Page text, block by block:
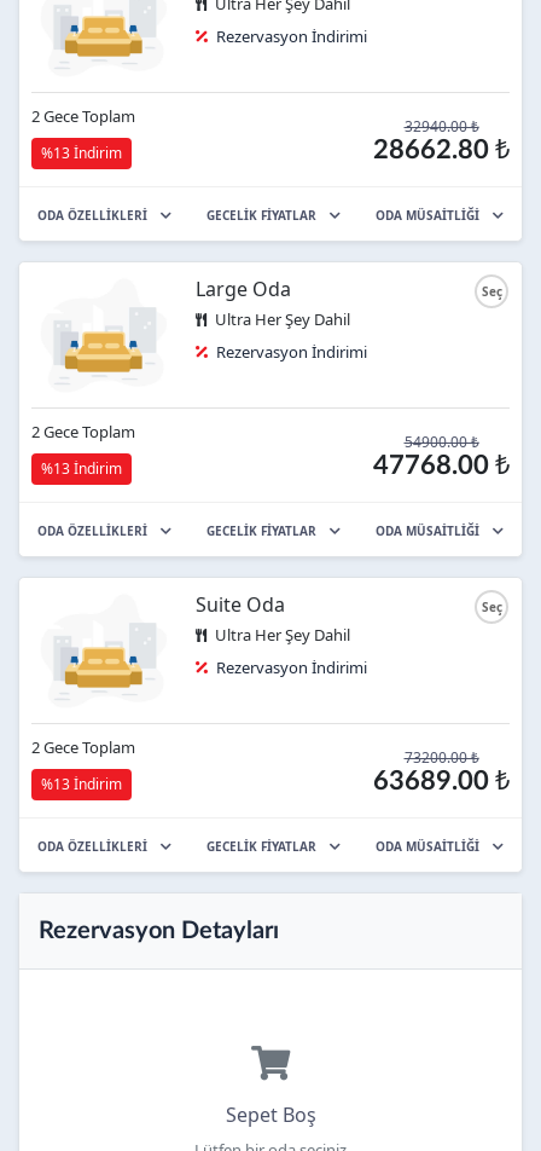
Rezervasyon İndirimi
2 Gece Toplam
%13 İndirim
32940.00 ₺
28662.80 ₺
ODA ÖZELLİKLERİ GECELİK FİYATLAR ODA MÜSAİTLİĞİ
Large Oda
Ultra Her Şey Dahil
Rezervasyon İndirimi
2 Gece Toplam
%13 İndirim
54900.00 ₺
47768.00 ₺
ODA ÖZELLİKLERİ GECELİK FİYATLAR ODA MÜSAİTLİĞİ
Suite Oda
Ultra Her Şey Dahil
Rezervasyon İndirimi
2 Gece Toplam
%13 İndirim
73200.00 ₺
63689.00 ₺
ODA ÖZELLİKLERİ GECELİK FİYATLAR ODA MÜSAİTLİĞİ
Rezervasyon Detayları
Sepet Boş